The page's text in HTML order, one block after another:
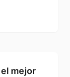
mejor